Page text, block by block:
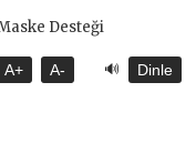
A+ A- 🔊 Dinle